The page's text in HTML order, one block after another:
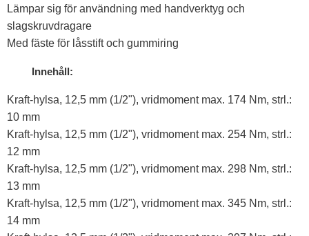
Lämpar sig för användning med handverktyg och
slagskruvdragare
Med fäste för låsstift och gummiring
Innehåll:
Kraft-hylsa, 12,5 mm (1/2"), vridmoment max. 174 Nm, strl.:
10 mm
Kraft-hylsa, 12,5 mm (1/2"), vridmoment max. 254 Nm, strl.:
12 mm
Kraft-hylsa, 12,5 mm (1/2"), vridmoment max. 298 Nm, strl.:
13 mm
Kraft-hylsa, 12,5 mm (1/2"), vridmoment max. 345 Nm, strl.:
14 mm